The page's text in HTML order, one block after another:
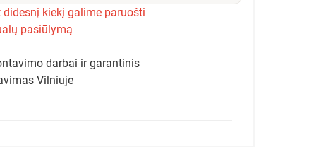
didesnį kiekį galime paruošti
pasiūlymą
darbai ir garantinis
Vilniuje